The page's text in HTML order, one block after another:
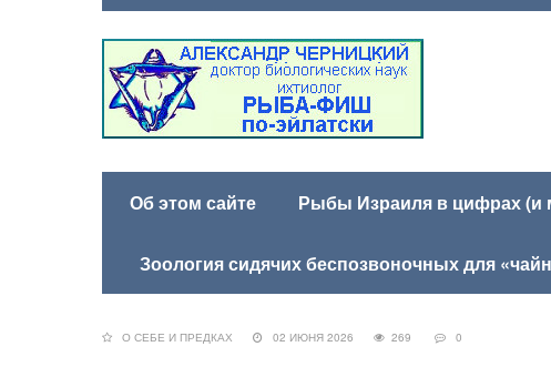
Об этом сайте Рыбы Израиля в цифрах (и
Зоология сидячих беспозвоночных для
О СЕБЕ И ПРЕДКАХ 02 ИЮНЯ 2026 269 0